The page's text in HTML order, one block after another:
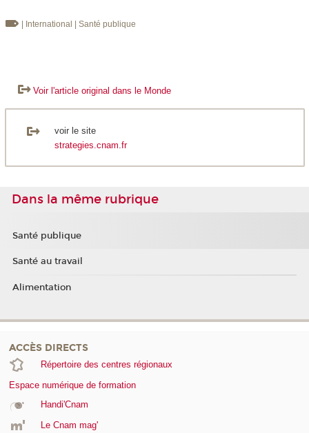
| International | Santé publique
Voir l'article original dans le Monde
voir le site
strategies.cnam.fr
Dans la même rubrique
Santé publique
Santé au travail
Alimentation
ACCÈS DIRECTS
Répertoire des centres régionaux
Espace numérique de formation
Handi'Cnam
Le Cnam mag'